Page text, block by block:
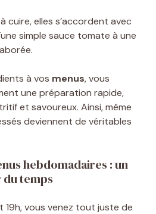
cuire, elles s’accordent avec
simple sauce tomate à une
à vos menus, vous
une préparation rapide,
et savoureux. Ainsi, même
deviennent de véritables
hebdomadaires : un
temps
19h, vous venez tout juste de